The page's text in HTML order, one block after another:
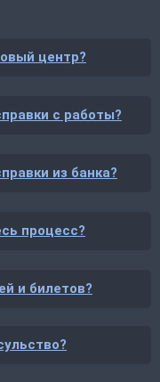
центр?
с работы?
из банка?
процесс?
и билетов?